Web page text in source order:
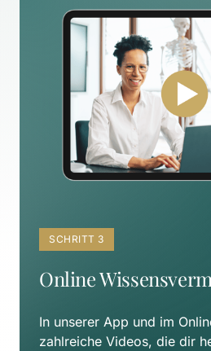
SCHRITT 3
Online
In unserer App und im
zahlreiche Videos, die dir